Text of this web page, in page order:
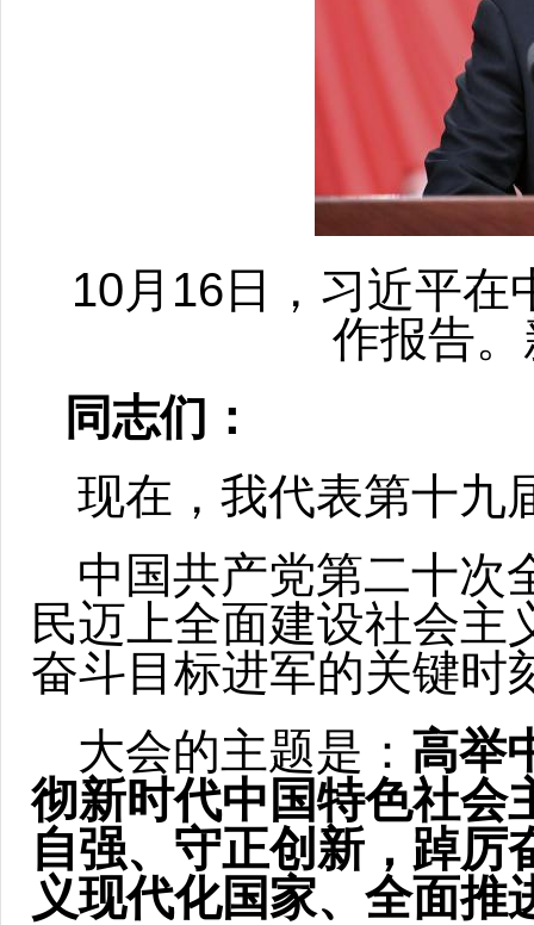
10月16日，习近平在
作报告
同志们：
现在，我代表第十九
中国共产党第二十次
民迈上全面建设社会主
奋斗目标进军的关键时
大会的主题是： 高举
彻新时代中国特色社会
自强、守正创新，踔厉
义现代化国家、全面推